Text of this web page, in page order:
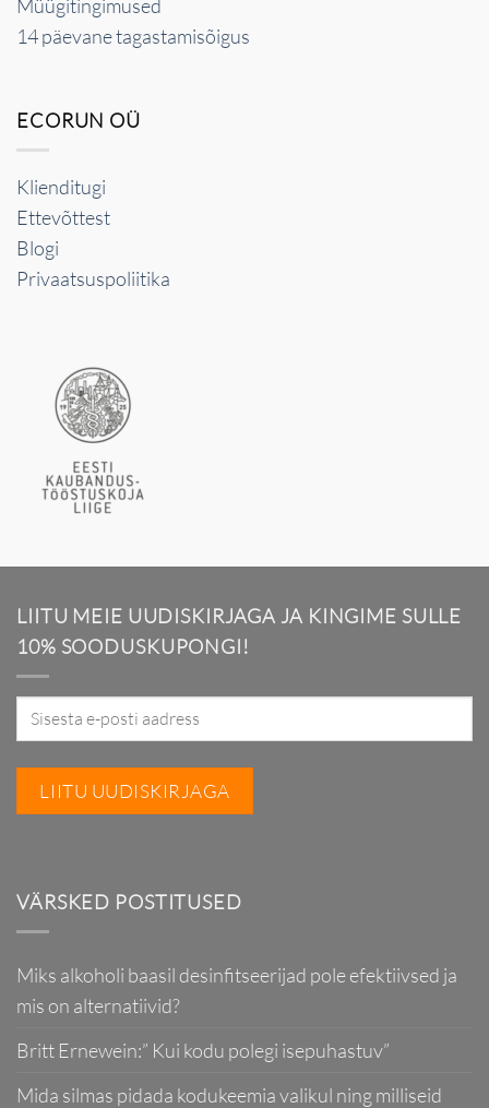
Müügitingimused
14 päevane tagastamisõigus
ECORUN OÜ
Klienditugi
Ettevõttest
Blogi
Privaatsuspoliitika
LIITU MEIE UUDISKIRJAGA JA KINGIME SULLE
10% SOODUSKUPONGI!
VÄRSKED POSTITUSED
Miks alkoholi baasil desinfitseerijad pole efektiivsed ja
mis on alternatiivid?
Britt Ernewein:” Kui kodu polegi isepuhastuv”
Mida silmas pidada kodukeemia valikul ning milliseid